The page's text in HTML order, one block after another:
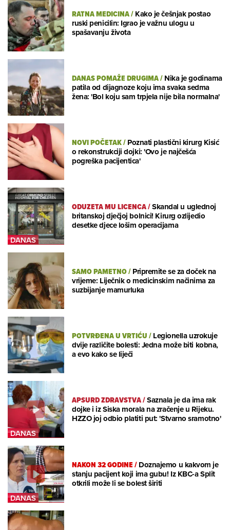
RATNA MEDICINA/Kako je češnjak postao
ruski penicilin: Igrao je važnu ulogu u
spašavanju života
DANAS POMAŽE DRUGIMA/Nika je godinama
patila od dijagnoze koju ima svaka sedma
žena: 'Bol koju sam trpjela nije bila normalna'
NOVI POČETAK/Poznati plastični kirurg Kisić
o rekonstrukciji dojki: 'Ovo je najčešća
pogreška pacijentica'
ODUZETA MU LICENCA/Skandal u uglednoj
britanskoj dječjoj bolnici! Kirurg ozlijedio
desetke djece lošim operacijama
SAMO PAMETNO/Pripremite se za doček na
vrijeme: Liječnik o medicinskim načinima za
suzbijanje mamurluka
POTVRĐENA U VRTIĆU/Legionella uzrokuje
dvije različite bolesti: Jedna može biti kobna,
a evo kako se liječi
APSURD ZDRAVSTVA/Saznala je da ima rak
dojke i iz Siska morala na zračenje u Rijeku.
HZZO joj odbio platiti put: 'Stvarno sramotno'
NAKON 32 GODINE/Doznajemo u kakvom je
stanju pacijent koji ima gubu! Iz KBC-a Split
otkrili može li se bolest širiti